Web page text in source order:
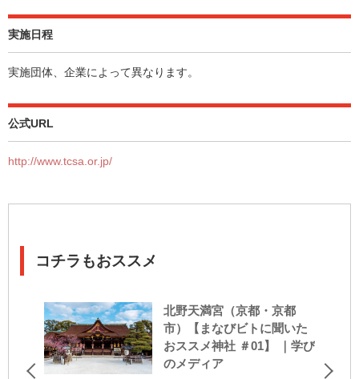
実施日程
実施団体、企業によって異なります。
公式URL
http://www.tcsa.or.jp/
コチラもおススメ
北野天満宮（京都・京都
市）【まなびビトに聞いた
おススメ神社 ＃01】 ｜学び
のメディア